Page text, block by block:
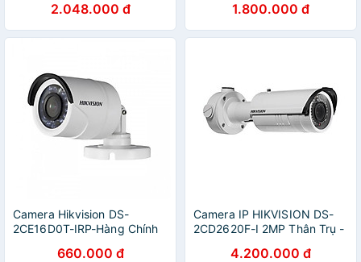
2.048.000 đ 1.800.000 đ
Camera Hikvision DS-
2CE16D0T-IRP-Hàng Chính
660.000 đ
Camera IP HIKVISION DS-
2CD2620F-I 2MP Thân Trụ -
4.200.000 đ